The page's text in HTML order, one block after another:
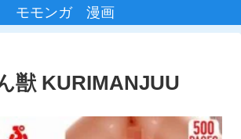
モモンガ 漫画
獣 KURIMANJUU